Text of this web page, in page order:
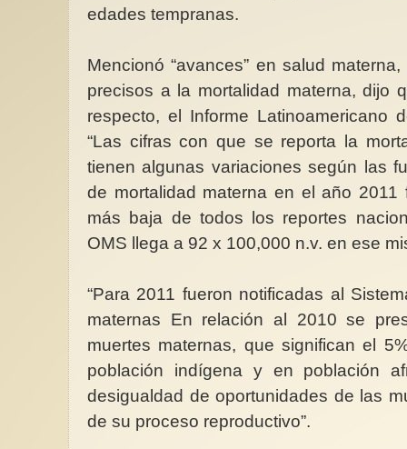
edades tempranas.
Mencionó “avances” en salud
precisos a la mortalidad materna, dijo
respecto, el Informe
“Las cifras con que se reporta la
tienen algunas variaciones según las
de mortalidad materna en el año
más baja de todos los reportes
OMS llega a 92 x 100,000 n.v. en ese
“Para 2011 fueron notificadas al
maternas En relación al 2010 se
muertes maternas, que significan el
población indígena y en población
desigualdad de oportunidades de las
de su proceso reproductivo”.